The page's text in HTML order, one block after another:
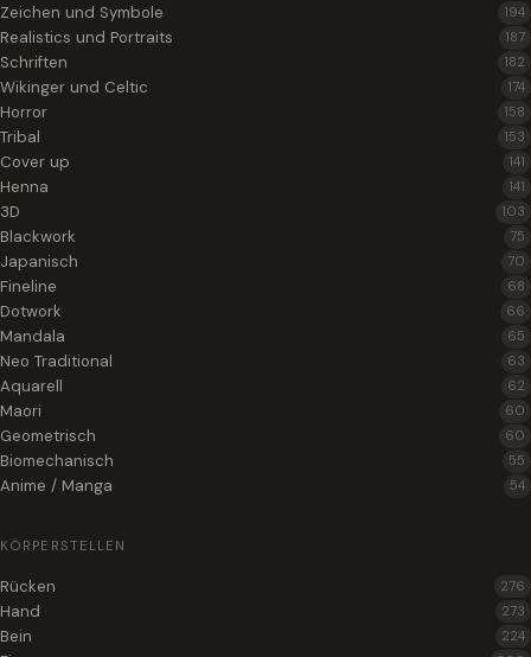
Zeichen und Symbole 194
Realistics und Portraits 187
Schriften 182
Wikinger und Celtic 174
Horror 158
Tribal 153
Cover up 141
Henna 141
3D 103
Blackwork 75
Japanisch 70
Fineline 68
Dotwork 66
Mandala 65
Neo Traditional 63
Aquarell 62
Maori 60
Geometrisch 60
Biomechanisch 55
Anime / Manga 54
KÖRPERSTELLEN
Rücken 276
Hand 273
Bein 224